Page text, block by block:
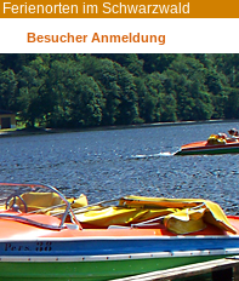
im Schwarzwald
Besucher Anmeldung